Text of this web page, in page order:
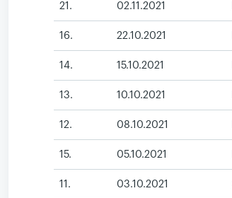
21. 02.11.2021
16. 22.10.2021
14. 15.10.2021
13. 10.10.2021
12. 08.10.2021
15. 05.10.2021
11. 03.10.2021